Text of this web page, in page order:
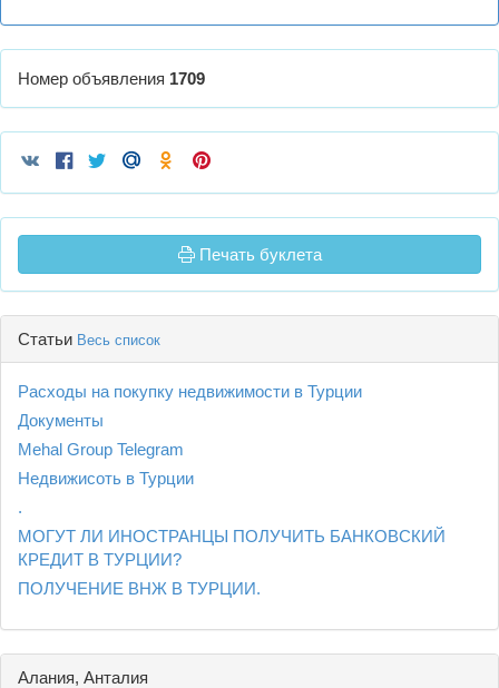
Номер объявления 1709
Печать буклета
Статьи Весь список
Расходы на покупку недвижимости в Турции
Документы
Mehal Group Telegram
Недвижисоть в Турции
.
МОГУТ ЛИ ИНОСТРАНЦЫ ПОЛУЧИТЬ БАНКОВСКИЙ
КРЕДИТ В ТУРЦИИ?
ПОЛУЧЕНИЕ ВНЖ В ТУРЦИИ.
Алания, Анталия